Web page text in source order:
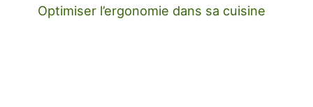
Optimiser l’ergonomie dans sa cuisine